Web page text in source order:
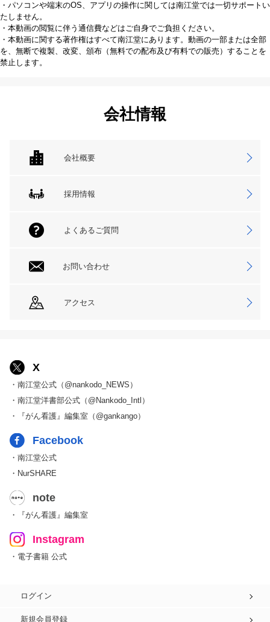
・パソコンや端末のOS、アプリの操作に関しては南江堂では一切サポートい
たしません。
・本動画の閲覧に伴う通信費などはご自身でご負担ください。
・本動画に関する著作権はすべて南江堂にあります。動画の一部または全部
を、無断で複製、改変、頒布（無料での配布及び有料での販売）することを
禁止します。
会社情報
会社概要
採用情報
よくあるご質問
お問い合わせ
アクセス
X
・南江堂公式（@nankodo_NEWS）
・南江堂洋書部公式（@Nankodo_Intl）
・『がん看護』編集室（@gankango）
Facebook
・南江堂公式
・NurSHARE
note
・『がん看護』編集室
Instagram
・電子書籍 公式
ログイン
新規会員登録